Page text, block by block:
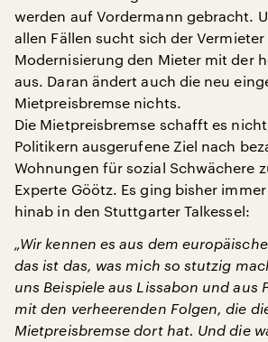
werden auf Vordermann gebracht.
allen Fällen sucht sich der
Modernisierung den Mieter mit der
aus. Daran ändert auch die neu
Mietpreisbremse nichts.
Die Mietpreisbremse schafft es
Politikern ausgerufene Ziel nach
Wohnungen für sozial Schwächere
Experte Göötz. Es ging bisher
hinab in den Stuttgarter Talkessel:
„Wir kennen es aus dem
das ist das, was mich so stutzig
uns Beispiele aus Lissabon und aus
mit den verheerenden Folgen, die
Mietpreisbremse dort hat. Und die